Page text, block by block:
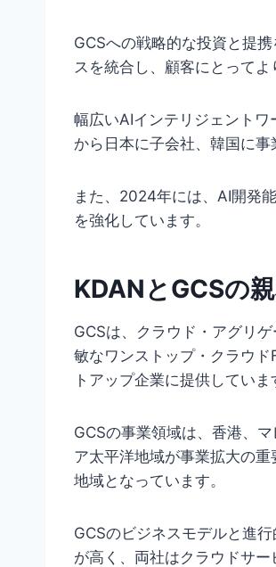
GCSへの戦略的な投資と提
スを統合し、顧客にとって
幅広いAIインテリジェント
から日本に子会社、韓国に事
また、2024年には、AI開発
を強化しています。
KDANとGCSの
GCSは、クラウド・アグリ
敏なワンストップ・クラウ
トアップ企業に提供していま
GCSの事業領域は、香港、
ア太平洋地域が事業拡大の
地域となっています。
GCSのビジネスモデルと進
が高く、両社はクラウドサ